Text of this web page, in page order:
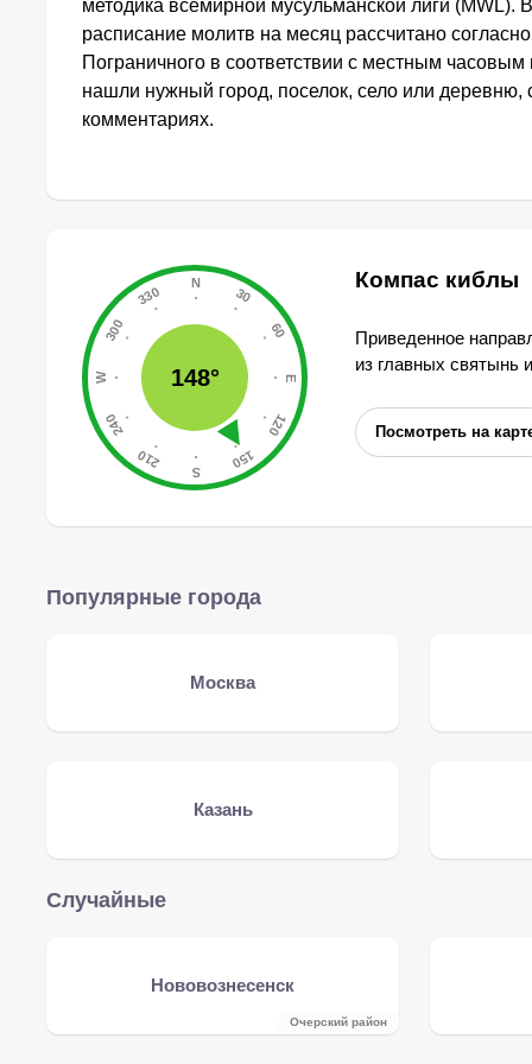
методика всемирной мусульманской лиги (MWL).
расписание молитв на месяц рассчитано
Пограничного в соответствии с местным
нашли нужный город, поселок, село или деревню,
комментариях.
148°
Компас киблы
Приведенное
из главных святынь
Посмотреть на
Популярные города
Москва
Казань
Случайные
Нововознесенск
Очерский район